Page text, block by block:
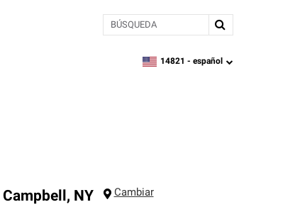
BÚSQUEDA
zipcode, language
14821 - español
Campbell , NY Cambiar